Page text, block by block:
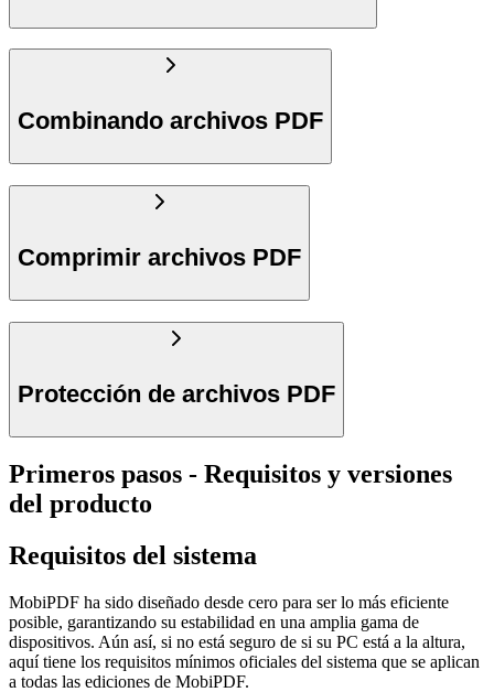
Combinando archivos PDF
Comprimir archivos PDF
Protección de archivos PDF
Primeros pasos - Requisitos y versiones
del producto
Requisitos del sistema
MobiPDF ha sido diseñado desde cero para ser lo más eficiente
posible, garantizando su estabilidad en una amplia gama de
dispositivos. Aún así, si no está seguro de si su PC está a la altura,
aquí tiene los requisitos mínimos oficiales del sistema que se aplican
a todas las ediciones de MobiPDF.